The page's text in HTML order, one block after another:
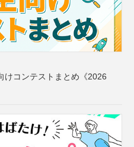
けコンテストまとめ《2026